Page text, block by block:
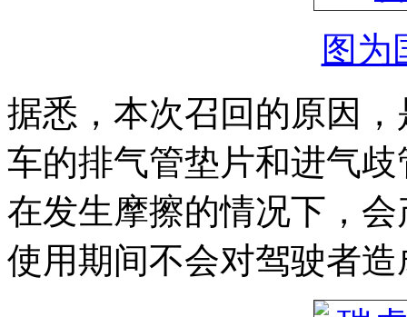
图为
据悉，本次召回的原因
车的排气管垫片和进气
在发生摩擦的情况下，
使用期间不会对驾驶者